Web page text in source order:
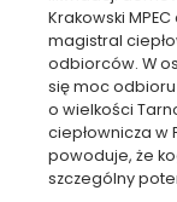
Krakowski
magistral
odbiorców. W
się moc odbioru
o wielkości
ciepłownicza w
powoduje, że
szczególny